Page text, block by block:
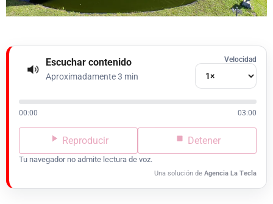
Escuchar contenido
Aproximadamente 3 min
Velocidad
00:00 03:00
Reproducir Detener
Tu navegador no admite lectura de voz.
Una solución de Agencia La Tecla